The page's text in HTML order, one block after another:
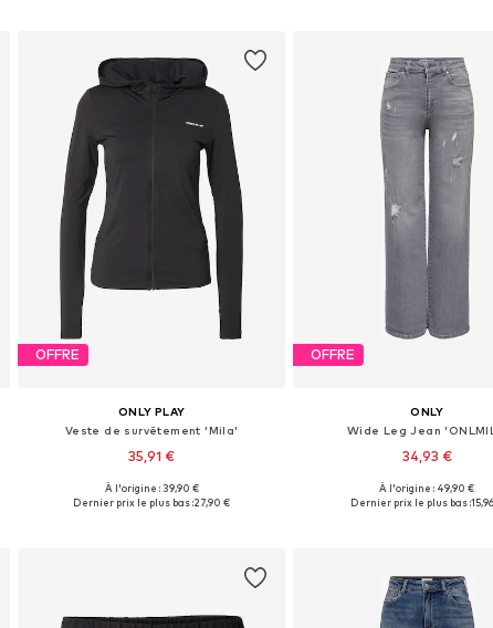
OFFRE
ONLY PLAY
Veste de survêtement 'Mila'
35,91 €
Tailles disponibles: XS, S, M, L, XL
À l'origine : 39,90 €
Dernier prix le plus bas :27,90 €
OFFRE
ONLY
Wide Leg Jean
34,93 €
Disponible en plusieurs
À l'origine : 49,90 €
Dernier prix le plus bas :